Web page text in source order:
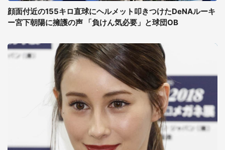
顔面付近の155キロ直球にヘルメット叩きつけたDeNAルーキ
ー宮下朝陽に擁護の声 「負けん気必要」と球団OB